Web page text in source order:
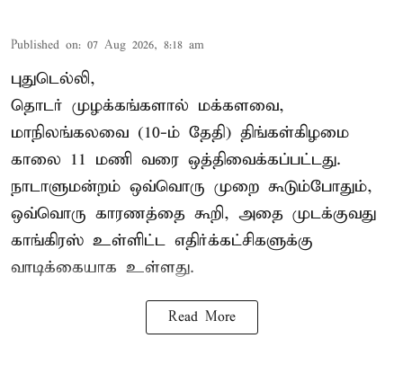
Published on: 07 Aug 2026, 8:18 am
புதுடெல்லி,
தொடர் முழக்கங்களால் மக்களவை,
மாநிலங்கலவை (10-ம் தேதி) திங்கள்கிழமை
காலை 11 மணி வரை ஒத்திவைக்கப்பட்டது.
நாடாளுமன்றம் ஒவ்வொரு முறை கூடும்போதும்,
ஒவ்வொரு காரணத்தை கூறி, அதை முடக்குவது
காங்கிரஸ் உள்ளிட்ட எதிர்க்கட்சிகளுக்கு
வாடிக்கையாக உள்ளது.
Read More